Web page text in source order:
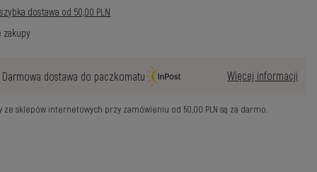
dostawa od 50,00 PLN
zakupy
Darmowa dostawa do paczkomatu Więcej informacji
ze sklepów internetowych przy zamówieniu od 50,00 PLN są za darmo.